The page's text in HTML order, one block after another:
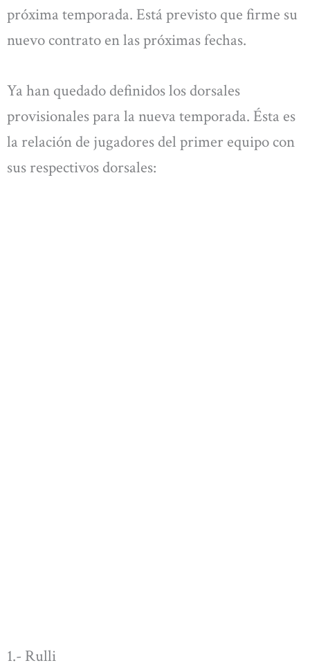
próxima temporada. Está previsto que firme su
nuevo contrato en las próximas fechas.
Ya han quedado definidos los dorsales
provisionales para la nueva temporada. Ésta es
la relación de jugadores del primer equipo con
sus respectivos dorsales:
1.- Rulli